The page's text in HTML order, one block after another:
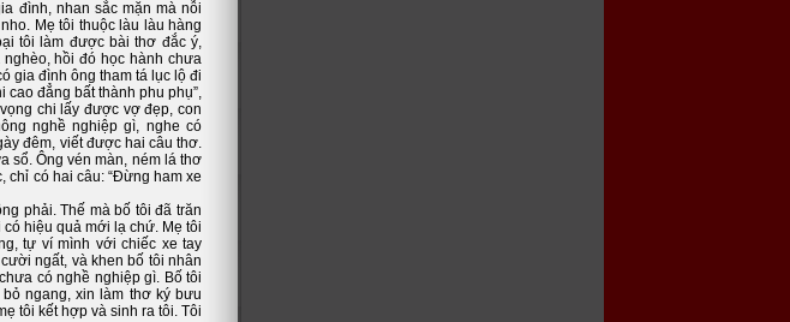
đình, nhan sắc mặn mà nỗi
Mẹ tôi thuộc làu làu hàng
tôi làm được bài thơ đắc ý,
hồi đó học hành chưa
gia đình ông tham tá lục lộ đi
cao đẳng bất thành phu phụ”,
chi lấy được vợ đẹp, con
nghề nghiệp gì, nghe có
đêm, viết được hai câu thơ.
sổ. Ông vén màn, ném lá thơ
chỉ có hai câu: “Đừng ham xe
phải. Thế mà bố tôi đã trăn
hiệu quả mới lạ chứ. Mẹ tôi
tự ví mình với chiếc xe tay
ngất, và khen bố tôi nhân
có nghề nghiệp gì. Bố tôi
ngang, xin làm thơ ký bưu
tôi kết hợp và sinh ra tôi. Tôi